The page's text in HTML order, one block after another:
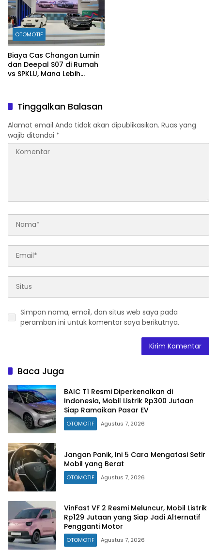
OTOMOTIF
Biaya Cas Changan Lumin
dan Deepal S07 di Rumah
vs SPKLU, Mana Lebih
Tinggalkan Balasan
Alamat email Anda tidak akan dipublikasikan. Ruas yang
wajib ditandai *
Simpan nama, email, dan situs web saya pada
peramban ini untuk komentar saya berikutnya.
Baca Juga
BAIC T1 Resmi Diperkenalkan di
Indonesia, Mobil Listrik Rp300 Jutaan
Siap Ramaikan Pasar EV
OTOMOTIF Agustus 7, 2026
Jangan Panik, Ini 5 Cara Mengatasi Setir
Mobil yang Berat
OTOMOTIF Agustus 7, 2026
VinFast VF 2 Resmi Meluncur, Mobil Listrik
Rp129 Jutaan yang Siap Jadi Alternatif
Pengganti Motor
OTOMOTIF Agustus 7, 2026